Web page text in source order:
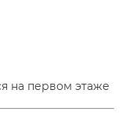
на первом этаже